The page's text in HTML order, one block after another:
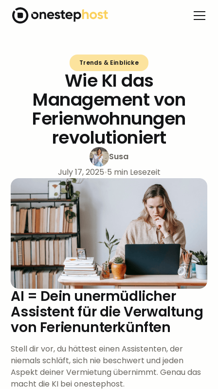
Trends & Einblicke
Wie KI das
Management von
Ferienwohnungen
revolutioniert
Susa
July 17, 2025•5 min Lesezeit
AI = Dein unermüdlicher
Assistent für die Verwaltung
von Ferienunterkünften
Stell dir vor, du hättest einen Assistenten, der
niemals schläft, sich nie beschwert und jeden
Aspekt deiner Vermietung übernimmt. Genau das
macht die KI bei onestephost.